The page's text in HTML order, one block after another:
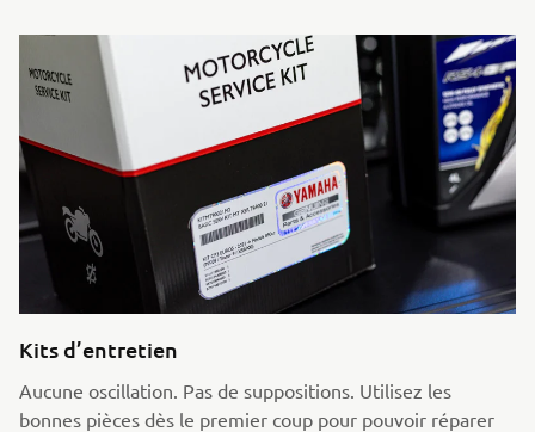
Kits d’entretien
Aucune oscillation. Pas de suppositions. Utilisez les
bonnes pièces dès le premier coup pour pouvoir réparer